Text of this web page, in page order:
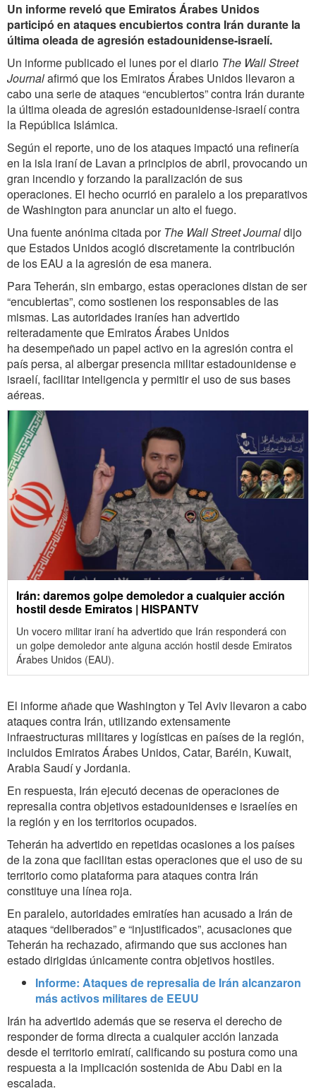
Un informe reveló que Emiratos Árabes Unidos
participó en ataques encubiertos contra Irán durante la
última oleada de agresión estadounidense-israelí.
Un informe publicado el lunes por el diario The Wall Street
Journalafirmó que los Emiratos Árabes Unidos llevaron a
cabo una serie de ataques “encubiertos” contra Irán durante
la última oleada de agresión estadounidense-israelí contra
la República Islámica.
Según el reporte, uno de los ataques impactó una refinería
en la isla iraní de Lavan a principios de abril, provocando un
gran incendio y forzando la paralización de sus
operaciones. El hecho ocurrió en paralelo a los preparativos
de Washington para anunciar un alto el fuego.
Una fuente anónima citada por The Wall Street Journaldijo
que Estados Unidos acogió discretamente la contribución
de los EAU a la agresión de esa manera.
Para Teherán, sin embargo, estas operaciones distan de ser
“encubiertas”, como sostienen los responsables de las
mismas. Las autoridades iraníes han advertido
reiteradamente que Emiratos Árabes Unidos
ha desempeñado un papel activo en la agresión contra el
país persa, al albergar presencia militar estadounidense e
israelí, facilitar inteligencia y permitir el uso de sus bases
aéreas.
Irán: daremos golpe demoledor a cualquier acción
hostil desde Emiratos | HISPANTV
Un vocero militar iraní ha advertido que Irán responderá con
un golpe demoledor ante alguna acción hostil desde Emiratos
Árabes Unidos (EAU).
El informe añade que Washington y Tel Aviv llevaron a cabo
ataques contra Irán, utilizando extensamente
infraestructuras militares y logísticas en países de la región,
incluidos Emiratos Árabes Unidos, Catar, Baréin, Kuwait,
Arabia Saudí y Jordania.
En respuesta, Irán ejecutó decenas de operaciones de
represalia contra objetivos estadounidenses e israelíes en
la región y en los territorios ocupados.
Teherán ha advertido en repetidas ocasiones a los países
de la zona que facilitan estas operaciones que el uso de su
territorio como plataforma para ataques contra Irán
constituye una línea roja.
En paralelo, autoridades emiratíes han acusado a Irán de
ataques “deliberados” e “injustificados”, acusaciones que
Teherán ha rechazado, afirmando que sus acciones han
estado dirigidas únicamente contra objetivos hostiles.
Informe: Ataques de represalia de Irán alcanzaron
más activos militares de EEUU
Irán ha advertido además que se reserva el derecho de
responder de forma directa a cualquier acción lanzada
desde el territorio emiratí, calificando su postura como una
respuesta a la implicación sostenida de Abu Dabi en la
escalada.